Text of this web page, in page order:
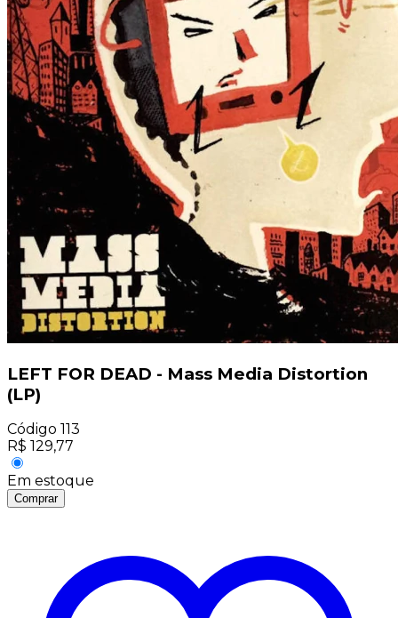
LEFT FOR DEAD - Mass Media Distortion
(LP)
Código 113
R$ 129,77
Em estoque
Comprar